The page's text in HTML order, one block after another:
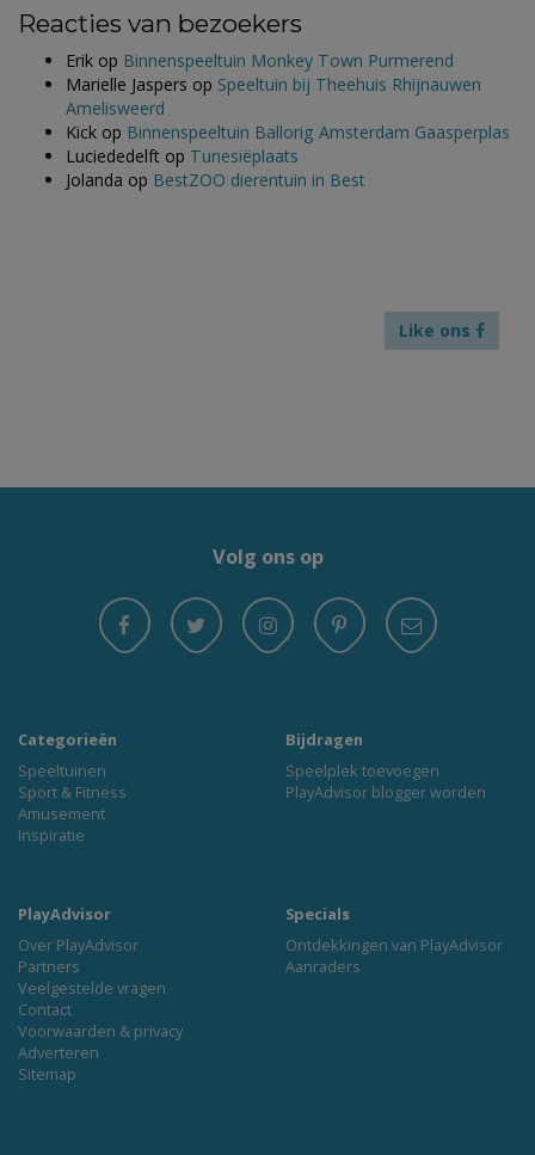
Reacties van bezoekers
Erik op Binnenspeeltuin Monkey Town Purmerend
Marielle Jaspers op Speeltuin bij Theehuis Rhijnauwen
Amelisweerd
Kick op Binnenspeeltuin Ballorig Amsterdam Gaasperplas
Luciededelft op Tunesiëplaats
Jolanda op BestZOO dierentuin in Best
Like ons
Volg ons op
Categorieën
Speeltuinen
Sport & Fitness
Amusement
Inspiratie
Bijdragen
Speelplek toevoegen
PlayAdvisor blogger worden
PlayAdvisor
Over PlayAdvisor
Partners
Veelgestelde vragen
Contact
Voorwaarden & privacy
Adverteren
Sitemap
Specials
Ontdekkingen van PlayAdvisor
Aanraders